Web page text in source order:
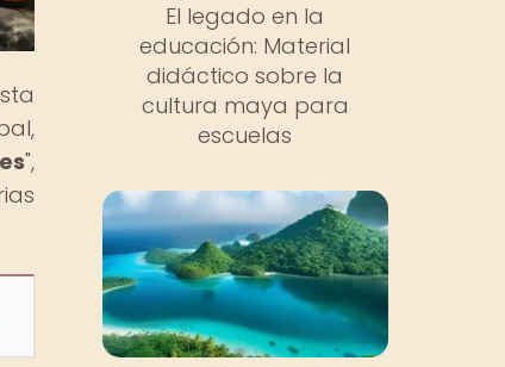
",
El legado en la
educación: Material
didáctico sobre la
cultura maya para
escuelas